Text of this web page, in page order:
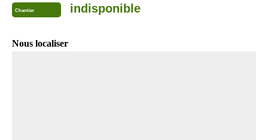
Chantier indisponible
Nous localiser